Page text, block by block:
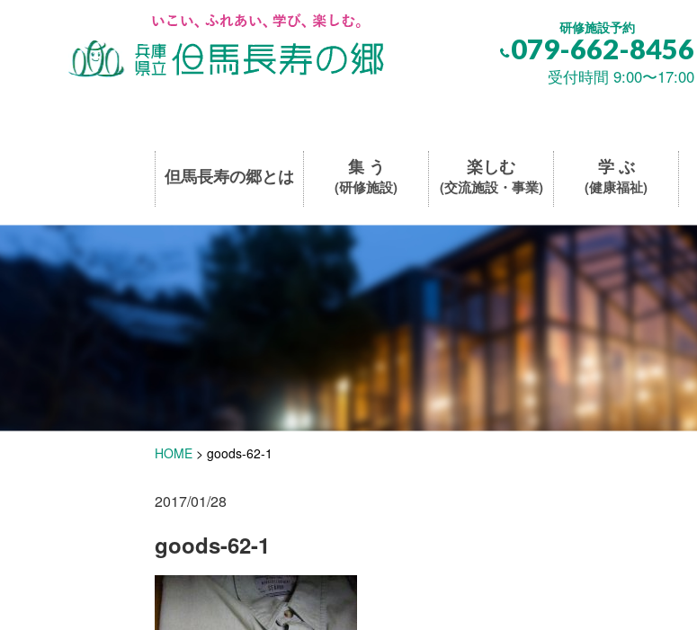
研修施設予約
079-662-8456
受付時間 9:00〜17:00
但馬長寿の郷とは 集 う
(研修施設)
楽しむ
(交流施設・事業)
学 ぶ
(健康福祉)
HOME > goods-62-1
2017/01/28
goods-62-1